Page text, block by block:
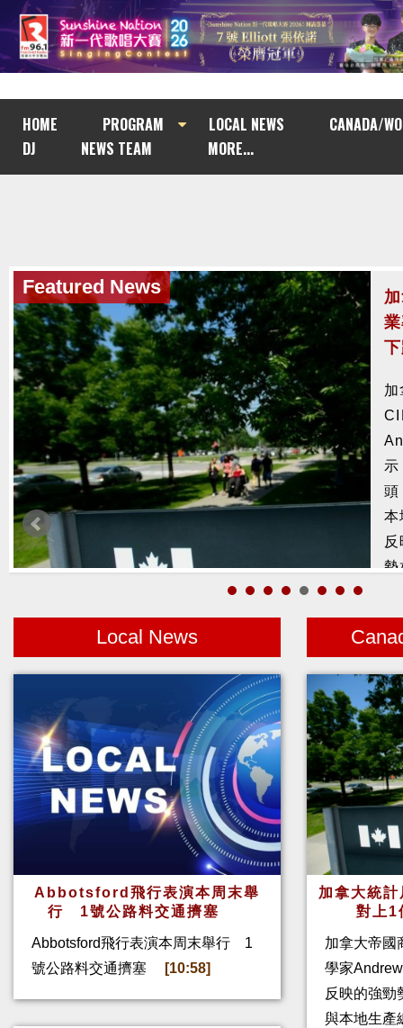
HOME PROGRAM LOCAL NEWS
CANADA/
DJ
NEWS TEAM MORE...
Featured News
頭
本
勢
Featured News
捕
鰭
Local News
Abbotsford飛行表演本周末舉
行 1號公路料交通擠塞
Abbotsford飛行表演本周末舉行 1
號公路料交通擠塞
[10:58]
加拿大統
對上
加拿大帝國
學家
反映的強勁
與本地生產